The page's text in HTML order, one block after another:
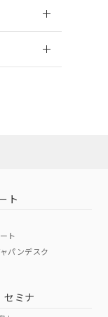
ページへ
ください
ト
ト
パンデスク
セミナ